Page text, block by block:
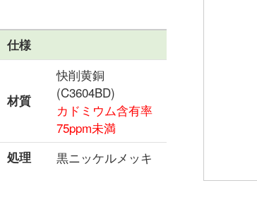
仕様
材質
快削黄銅
(C3604BD)
カドミウム含有率
75ppm未満
処理 黒ニッケルメッキ